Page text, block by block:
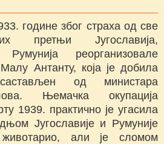
године због страха од све
претњи Југославија,
реорганизовале
Антанту, која је добила
од министара
Њемачка окупација
1939. практично је угасила
Југославије и Румуније
али је сломом